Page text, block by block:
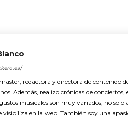
redactora y directora de contenido
Además, realizo crónicas de
musicales son muy variados, no
en la web. También soy una